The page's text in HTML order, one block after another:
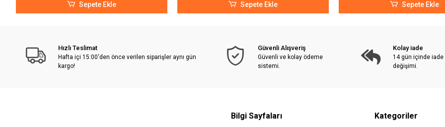
Sepete Ekle Sepete Ekle Sepete Ekle
Hızlı Teslimat
Hafta içi 15:00'den önce verilen siparişler aynı gün
kargo!
Güvenli Alışveriş
Güvenli ve kolay ödeme
sistemi.
Kolay iade
14 gün içinde iade
değişimi.
Bilgi Sayfaları Kategoriler